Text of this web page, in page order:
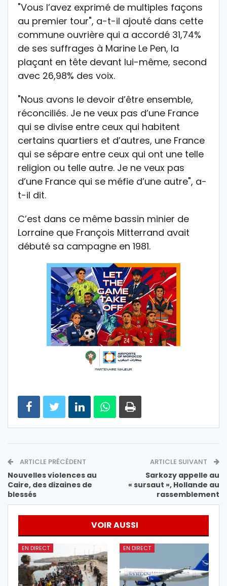
"Vous l’avez exprimé de multiples façons
au premier tour", a-t-il ajouté dans cette
commune ouvrière qui a accordé 31,74%
de ses suffrages à Marine Le Pen, la
plaçant en tête devant lui-même, second
avec 26,98% des voix.
"Nous avons le devoir d’être ensemble,
réconciliés. Je ne veux pas d’une France
qui se divise entre ceux qui habitent
certains quartiers et d’autres, une France
qui se sépare entre ceux qui ont une telle
religion ou telle autre. Je ne veux pas
d’une France qui se méfie d’une autre", a-
t-il dit.
C’est dans ce même bassin minier de
Lorraine que François Mitterrand avait
débuté sa campagne en 1981.
ARTICLE PRÉCÉDENT
Nouvelles violences au
Caire, des dizaines de
blessés
ARTICLE SUIVANT
Sarkozy appelle au
« sursaut », Hollande au
rassemblement
VOIR AUSSI
EN DIRECT EN DIRECT